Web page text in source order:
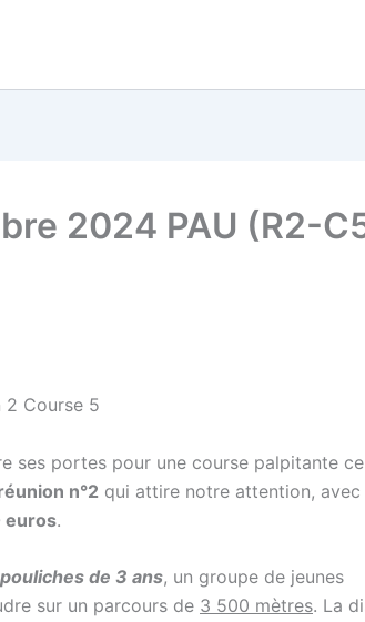
2024 PAU (R2-
2 Course 5
ses portes pour une course palpitante
n°2 qui attire notre attention, avec
euros.
pouliches de 3 ans, un groupe de jeunes
sur un parcours de 3 500 mètres. La